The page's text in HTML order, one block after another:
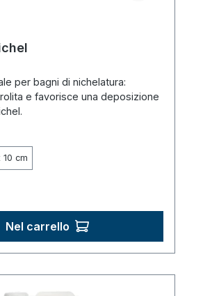
per bagni di nichelatura:
e favorisce una deposizione
10 cm
Nel carrello